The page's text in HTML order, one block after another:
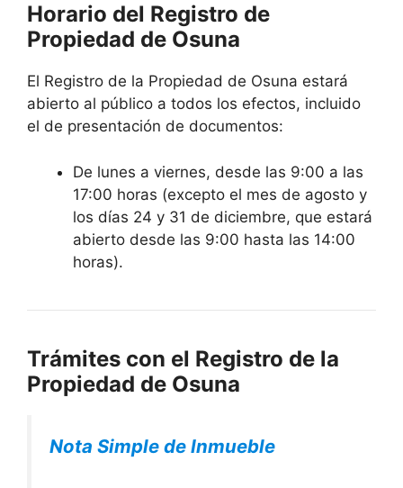
Horario del Registro de
Propiedad de Osuna
El Registro de la Propiedad de Osuna estará
abierto al público a todos los efectos, incluido
el de presentación de documentos:
De lunes a viernes, desde las 9:00 a las
17:00 horas (excepto el mes de agosto y
los días 24 y 31 de diciembre, que estará
abierto desde las 9:00 hasta las 14:00
horas).
Trámites con el Registro de la
Propiedad de Osuna
Nota Simple de Inmueble